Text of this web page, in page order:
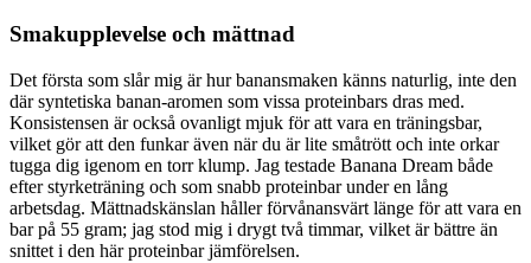
Smakupplevelse och mättnad
Det första som slår mig är hur banansmaken känns naturlig, inte den
där syntetiska banan-aromen som vissa proteinbars dras med.
Konsistensen är också ovanligt mjuk för att vara en träningsbar,
vilket gör att den funkar även när du är lite småtrött och inte orkar
tugga dig igenom en torr klump. Jag testade Banana Dream både
efter styrketräning och som snabb proteinbar under en lång
arbetsdag. Mättnadskänslan håller förvånansvärt länge för att vara en
bar på 55 gram; jag stod mig i drygt två timmar, vilket är bättre än
snittet i den här proteinbar jämförelsen.